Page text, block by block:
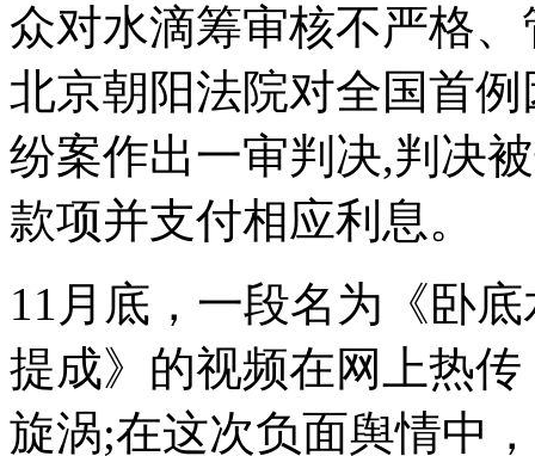
众对水滴筹审核不严格
北京朝阳法院对全国首
纷案作出一审判决,判决
款项并支付相应利息。
11月底，一段名为《卧
提成》的视频在网上热
旋涡;在这次负面舆情中